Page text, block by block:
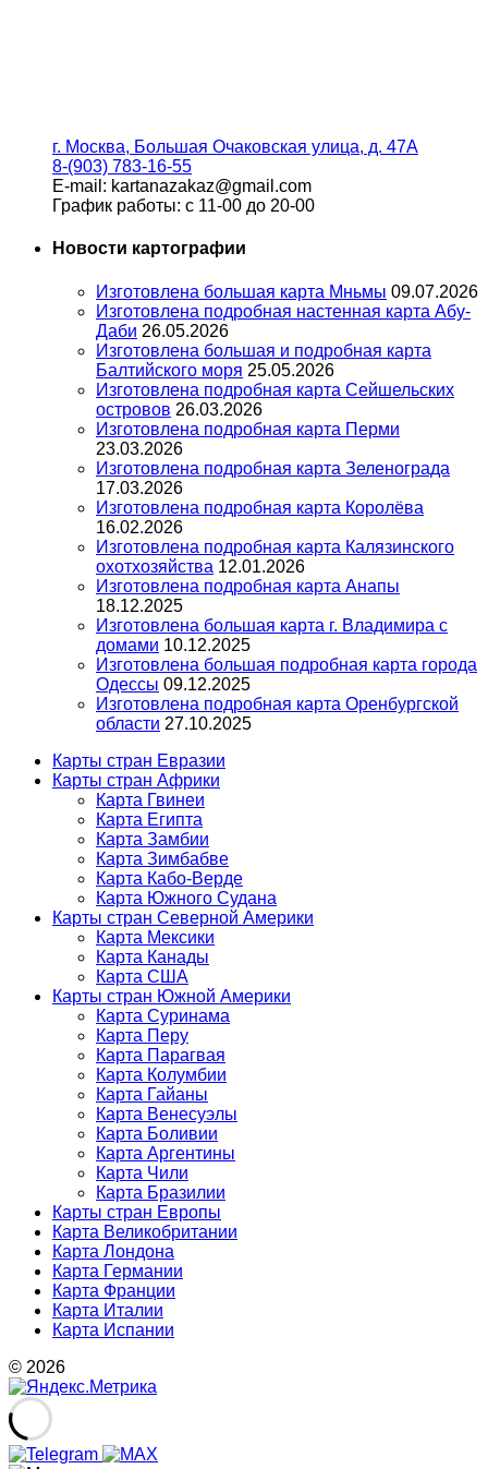
г. Москва, Большая Очаковская улица, д. 47А
8-(903) 783-16-55
E-mail: kartanazakaz@gmail.com
График работы: с 11-00 до 20-00
Новости картографии
Изготовлена большая карта Мньмы 09.07.2026
Изготовлена подробная настенная карта Абу-
Даби 26.05.2026
Изготовлена большая и подробная карта
Балтийского моря 25.05.2026
Изготовлена подробная карта Сейшельских
островов 26.03.2026
Изготовлена подробная карта Перми
23.03.2026
Изготовлена подробная карта Зеленограда
17.03.2026
Изготовлена подробная карта Королёва
16.02.2026
Изготовлена подробная карта Калязинского
охотхозяйства 12.01.2026
Изготовлена подробная карта Анапы
18.12.2025
Изготовлена большая карта г. Владимира с
домами 10.12.2025
Изготовлена большая подробная карта города
Одессы 09.12.2025
Изготовлена подробная карта Оренбургской
области 27.10.2025
Карты стран Евразии
Карты стран Африки
Карта Гвинеи
Карта Египта
Карта Замбии
Карта Зимбабве
Карта Кабо-Верде
Карта Южного Судана
Карты стран Северной Америки
Карта Мексики
Карта Канады
Карта США
Карты стран Южной Америки
Карта Суринама
Карта Перу
Карта Парагвая
Карта Колумбии
Карта Гайаны
Карта Венесуэлы
Карта Боливии
Карта Аргентины
Карта Чили
Карта Бразилии
Карты стран Европы
Карта Великобритании
Карта Лондона
Карта Германии
Карта Франции
Карта Италии
Карта Испании
© 2026